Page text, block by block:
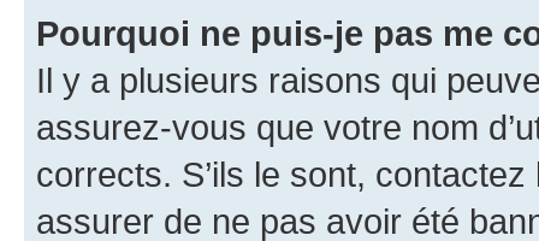
Pourquoi ne puis-je pas me
Il y a plusieurs raisons qui
assurez-vous que votre nom
corrects. S’ils le sont,
assurer de ne pas avoir été